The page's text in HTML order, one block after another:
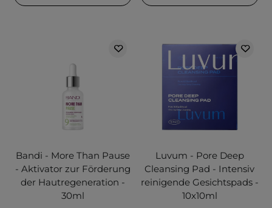
Bandi - More Than Pause
- Aktivator zur Förderung
der Hautregeneration -
30ml
Luvum - Pore Deep
Cleansing Pad - Intensiv
reinigende Gesichtspads -
10x10ml